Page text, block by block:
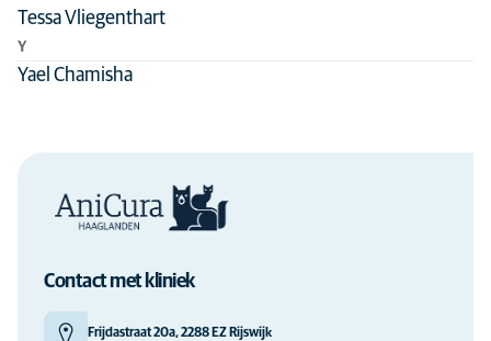
Tessa Vliegenthart
Y
Yael Chamisha
Contact met kliniek
Frijdastraat 20a, 2288 EZ Rijswijk